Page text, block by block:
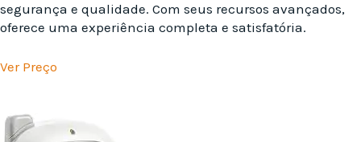
segurança e qualidade. Com seus recursos avançados,
oferece uma experiência completa e satisfatória.
Ver Preço